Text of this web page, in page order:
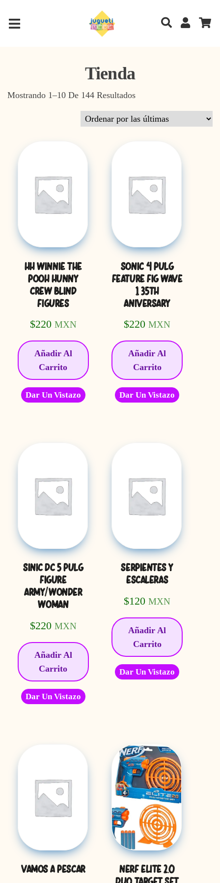
Tienda
Mostrando 1–10 De 144 ResultadosSorted By Latest
HH WINNIE THE
POOH HUNNY
CREW BLIND
FIGURES
$220 MXN
Añadir Al
Carrito
Dar Un Vistazo
SONIC 4 PULG
FEATURE FIG WAVE
1 35TH
ANIVERSARY
$220 MXN
Añadir Al
Carrito
Dar Un Vistazo
SINIC DC 5 PULG
FIGURE
ARMY/WONDER
WOMAN
$220 MXN
Añadir Al
Carrito
Dar Un Vistazo
SERPIENTES Y
ESCALERAS
$120 MXN
Añadir Al
Carrito
Dar Un Vistazo
VAMOS A PESCAR
NERF ELITE 2.0